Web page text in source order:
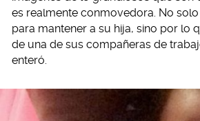
es realmente conmovedora. No
para mantener a su hija, sino por lo
de una de sus compañeras de
enteró.